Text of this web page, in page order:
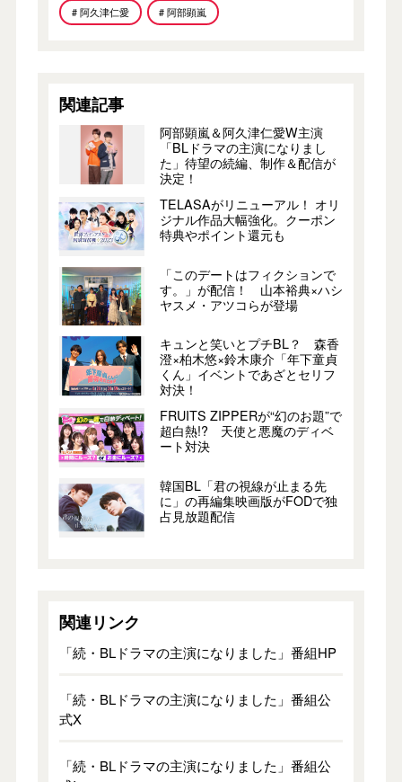
# 阿久津仁愛 # 阿部顕嵐
関連記事
阿部顕嵐＆阿久津仁愛W主演
「BLドラマの主演になりまし
た」待望の続編、制作＆配信が
決定！
TELASAがリニューアル！ オリ
ジナル作品大幅強化。クーポン
特典やポイント還元も
「このデートはフィクションで
す。」が配信！ 山本裕典×ハシ
ヤスメ・アツコらが登場
キュンと笑いとプチBL？ 森香
澄×柏木悠×鈴木康介「年下童貞
くん」イベントであざとセリフ
対決！
FRUITS ZIPPERが“幻のお題”で
超白熱!? 天使と悪魔のディベ
ート対決
韓国BL「君の視線が止まる先
に」の再編集映画版がFODで独
占見放題配信
関連リンク
「続・BLドラマの主演になりました」番組HP
「続・BLドラマの主演になりました」番組公
式X
「続・BLドラマの主演になりました」番組公